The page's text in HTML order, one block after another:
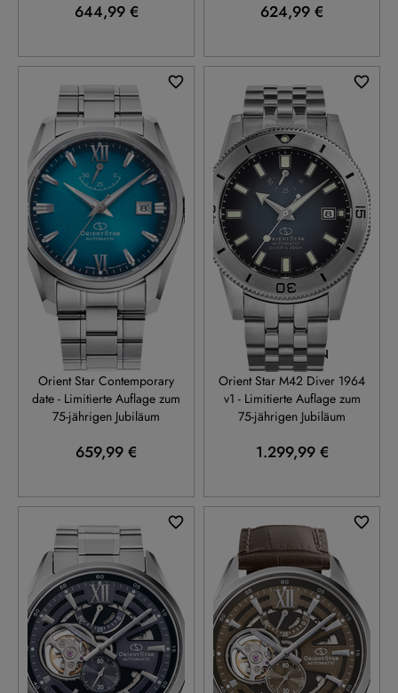
644,99 € 624,99 €
RE-AU0114E
Orient Star Contemporary
date - Limitierte Auflage zum
75-jährigen Jubiläum
659,99 €
RE-AU0503N
Orient Star M42 Diver 1964
v1 - Limitierte Auflage zum
75-jährigen Jubiläum
1.299,99 €